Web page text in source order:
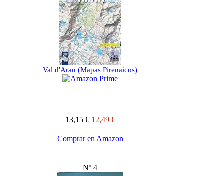
Val d'Aran (Mapas Pirenaicos)
13,15 € 12,49 €
Comprar en Amazon
Nº 4